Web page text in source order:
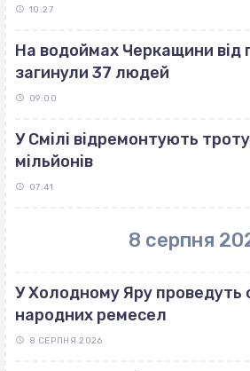
10:27
На водоймах Черкащини від
загинули 37 людей
09:00
У Смілі відремонтують
мільйонів
07:41
8 серпня
У Холодному Яру проведуть
народних ремесел
8 СЕРПНЯ 2026